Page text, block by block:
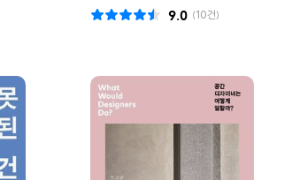
(10건)
9.0